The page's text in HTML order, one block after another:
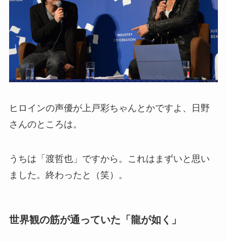
ヒロインの声優が上戸彩ちゃんとかですよ、日野
さんのところは。
うちは「渡哲也」ですから。これはまずいと思い
ました。終わったと（笑）。
世界観の筋が通っていた「龍が如く」